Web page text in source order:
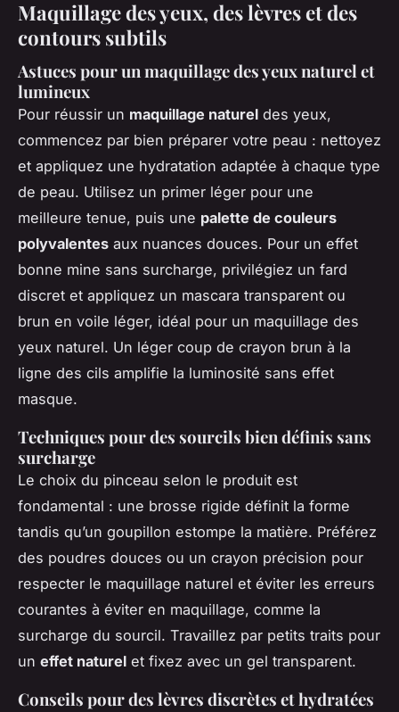
Maquillage des yeux, des lèvres et des
contours subtils
Astuces pour un maquillage des yeux naturel et
lumineux
Pour réussir un maquillage naturel des yeux,
commencez par bien préparer votre peau : nettoyez
et appliquez une hydratation adaptée à chaque type
de peau. Utilisez un primer léger pour une
meilleure tenue, puis une palette de couleurs
polyvalentes aux nuances douces. Pour un effet
bonne mine sans surcharge, privilégiez un fard
discret et appliquez un mascara transparent ou
brun en voile léger, idéal pour un maquillage des
yeux naturel. Un léger coup de crayon brun à la
ligne des cils amplifie la luminosité sans effet
masque.
Techniques pour des sourcils bien définis sans
surcharge
Le choix du pinceau selon le produit est
fondamental : une brosse rigide définit la forme
tandis qu’un goupillon estompe la matière. Préférez
des poudres douces ou un crayon précision pour
respecter le maquillage naturel et éviter les erreurs
courantes à éviter en maquillage, comme la
surcharge du sourcil. Travaillez par petits traits pour
un effet naturel et fixez avec un gel transparent.
Conseils pour des lèvres discrètes et hydratées